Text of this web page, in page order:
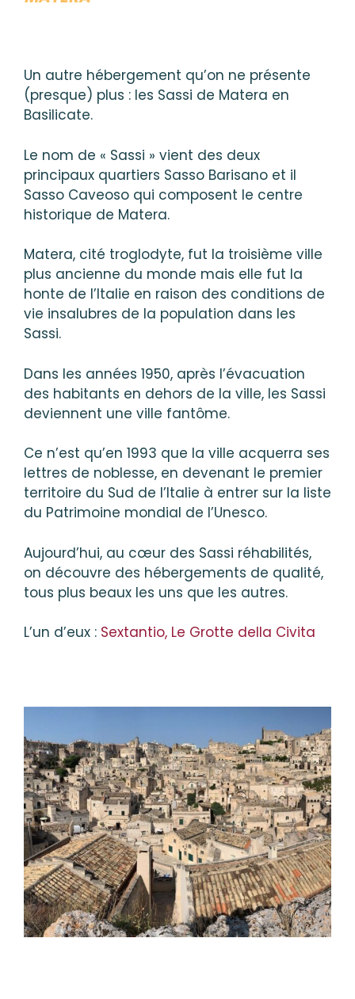
Un autre hébergement qu’on ne présente
(presque) plus : les Sassi de Matera en
Basilicate.
Le nom de « Sassi » vient des deux
principaux quartiers Sasso Barisano et il
Sasso Caveoso qui composent le centre
historique de Matera.
Matera, cité troglodyte, fut la troisième ville
plus ancienne du monde mais elle fut la
honte de l’Italie en raison des conditions de
vie insalubres de la population dans les
Sassi.
Dans les années 1950, après l’évacuation
des habitants en dehors de la ville, les Sassi
deviennent une ville fantôme.
Ce n’est qu’en 1993 que la ville acquerra ses
lettres de noblesse, en devenant le premier
territoire du Sud de l’Italie à entrer sur la liste
du Patrimoine mondial de l’Unesco.
Aujourd’hui, au cœur des Sassi réhabilités,
on découvre des hébergements de qualité,
tous plus beaux les uns que les autres.
L’un d’eux : Sextantio, Le Grotte della Civita